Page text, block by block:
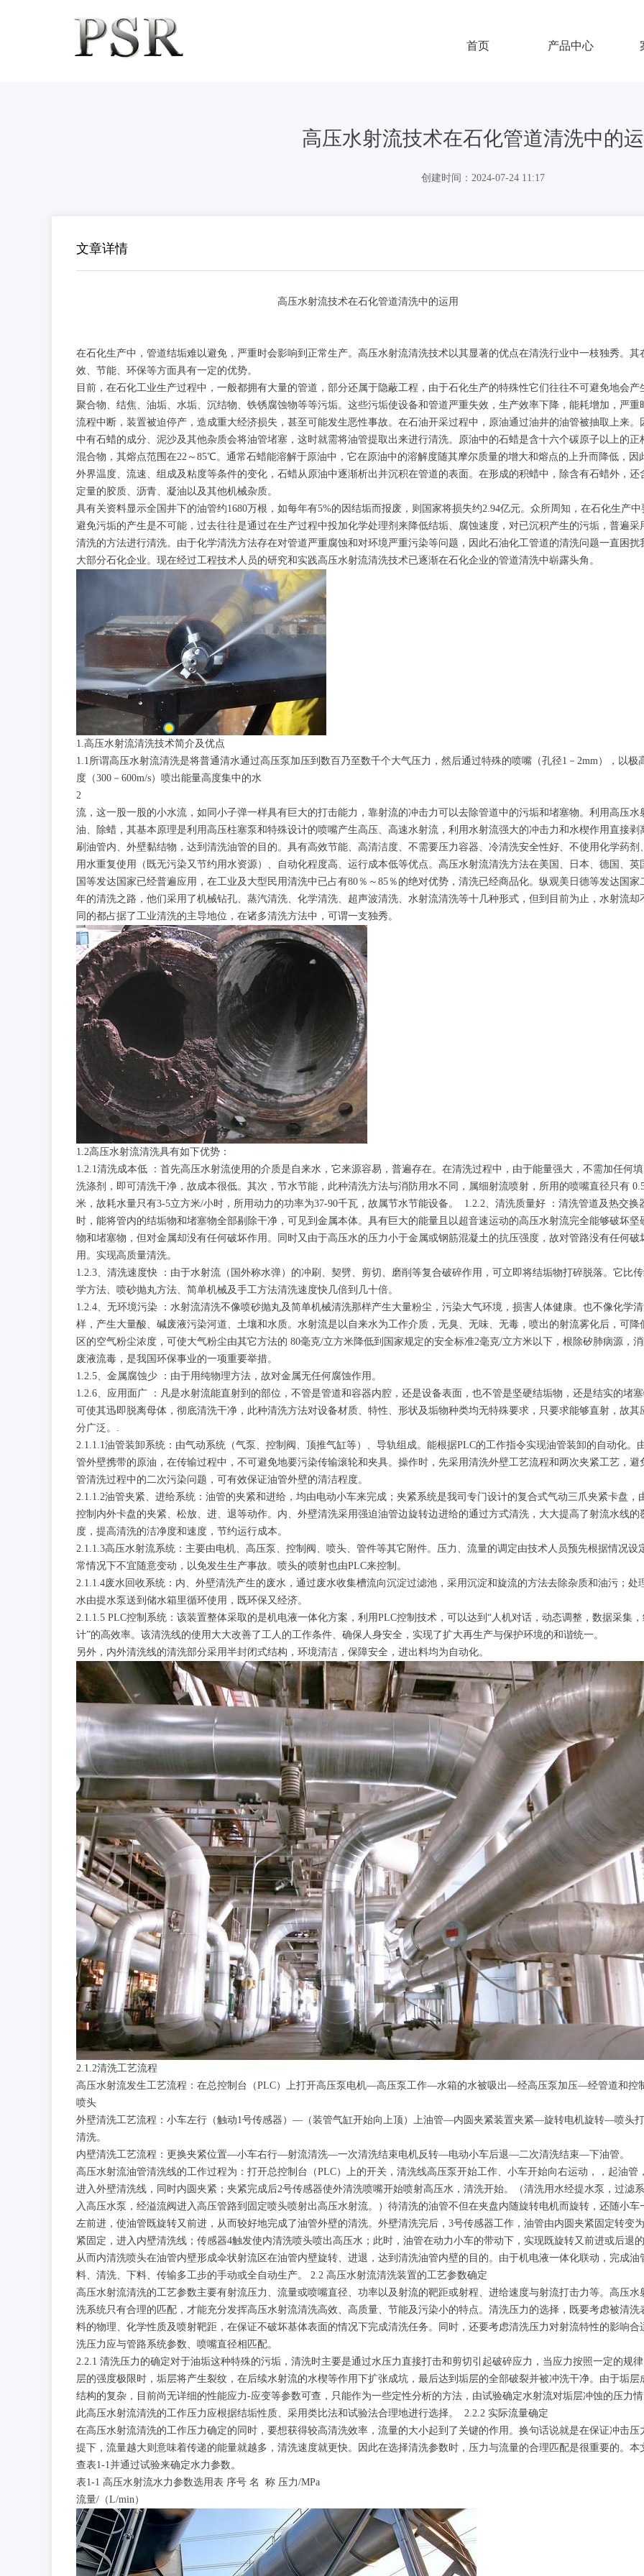
首页 产品中心
高压水射流技术在石化管道清洗中的
高压水射流技术在石化管道清洗中的运用
在石化生产中，管道结垢难以避免，严重时会影响到正常生产。高压水射流清洗技术以其显著的优点在清洗行业中一枝独秀。其
效、节能、环保等方面具有一定的优势。
目前，在石化工业生产过程中，一般都拥有大量的管道，部分还属于隐蔽工程，由于石化生产的特殊性它们往往不可避免地会产
聚合物、结焦、油垢、水垢、沉结物、铁锈腐蚀物等等污垢。这些污垢使设备和管道严重失效，生产效率下降，能耗增加，严重
流程中断，装置被迫停产，造成重大经济损失，甚至可能发生恶性事故。在石油开采过程中，原油通过油井的油管被抽取上来。
中有石蜡的成分、泥沙及其他杂质会将油管堵塞，这时就需将油管提取出来进行清洗。原油中的石蜡是含十六个碳原子以上的正
混合物，其熔点范围在22～85℃。通常石蜡能溶解于原油中，它在原油中的溶解度随其摩尔质量的增大和熔点的上升而降低，因
外界温度、流速、组成及粘度等条件的变化，石蜡从原油中逐渐析出并沉积在管道的表面。在形成的积蜡中，除含有石蜡外，还
定量的胶质、沥青、凝油以及其他机械杂质。
具有关资料显示全国井下的油管约1680万根，如每年有5%的因结垢而报废，则国家将损失约2.94亿元。众所周知，在石化生产中
避免污垢的产生是不可能，过去往往是通过在生产过程中投加化学处理剂来降低结垢、腐蚀速度，对已沉积产生的污垢，普遍采
清洗的方法进行清洗。由于化学清洗方法存在对管道严重腐蚀和对环境严重污染等问题，因此石油化工管道的清洗问题一直困扰
大部分石化企业。现在经过工程技术人员的研究和实践高压水射流清洗技术已逐渐在石化企业的管道清洗中崭露头角。
1.高压水射流清洗技术简介及优点
1.1所谓高压水射流清洗是将普通清水通过高压泵加压到数百乃至数千个大气压力，然后通过特殊的喷嘴（孔径1－2mm），以极
度（300－600m/s）喷出能量高度集中的水
2
流，这一股一股的小水流，如同小子弹一样具有巨大的打击能力，靠射流的冲击力可以去除管道中的污垢和堵塞物。利用高压水
油、除蜡，其基本原理是利用高压柱塞泵和特殊设计的喷嘴产生高压、高速水射流，利用水射流强大的冲击力和水楔作用直接剥
刷油管内、外壁黏结物，达到清洗油管的目的。具有高效节能、高清洁度、不需要压力容器、冷清洗安全性好、不使用化学药剂
用水重复使用（既无污染又节约用水资源）、自动化程度高、运行成本低等优点。高压水射流清洗方法在美国、日本、德国、英
国等发达国家已经普遍应用，在工业及大型民用清洗中已占有80％～85％的绝对优势，清洗已经商品化。纵观美日德等发达国家
年的清洗之路，他们采用了机械钻孔、蒸汽清洗、化学清洗、超声波清洗、水射流清洗等十几种形式，但到目前为止，水射流却
同的都占据了工业清洗的主导地位，在诸多清洗方法中，可谓一支独秀。
1.2高压水射流清洗具有如下优势：
1.2.1清洗成本低 ：首先高压水射流使用的介质是自来水，它来源容易，普遍存在。在清洗过程中，由于能量强大，不需加任何
洗涤剂，即可清洗干净，故成本很低。其次，节水节能，此种清洗方法与消防用水不同，属细射流喷射，所用的喷嘴直径只有
米，故耗水量只有3-5立方米/小时，所用动力的功率为37-90千瓦，故属节水节能设备。 1.2.2、清洗质量好 ：清洗管道及热交换
时，能将管内的结垢物和堵塞物全部剔除干净，可见到金属本体。具有巨大的能量且以超音速运动的高压水射流完全能够破坏坚
物和堵塞物，但对金属却没有任何破坏作用。同时又由于高压水的压力小于金属或钢筋混凝土的抗压强度，故对管路没有任何破
用。实现高质量清洗。
1.2.3、清洗速度快 ：由于水射流（国外称水弹）的冲刷、契劈、剪切、磨削等复合破碎作用，可立即将结垢物打碎脱落。它比
学方法、喷砂抛丸方法、简单机械及手工方法清洗速度快几倍到几十倍。
1.2.4、无环境污染 ：水射流清洗不像喷砂抛丸及简单机械清洗那样产生大量粉尘，污染大气环境，损害人体健康。也不像化学
样，产生大量酸、碱废液污染河道、土壤和水质。水射流是以自来水为工作介质，无臭、无味、无毒，喷出的射流雾化后，可降
区的空气粉尘浓度，可使大气粉尘由其它方法的 80毫克/立方米降低到国家规定的安全标准2毫克/立方米以下，根除矽肺病源，
废液流毒，是我国环保事业的一项重要举措。
1.2.5、金属腐蚀少 ：由于用纯物理方法，故对金属无任何腐蚀作用。
1.2.6、应用面广 ：凡是水射流能直射到的部位，不管是管道和容器内腔，还是设备表面，也不管是坚硬结垢物，还是结实的堵
可使其迅即脱离母体，彻底清洗干净，此种清洗方法对设备材质、特性、形状及垢物种类均无特殊要求，只要求能够直射，故其
分广泛。.
2.1.1.1油管装卸系统：由气动系统（气泵、控制阀、顶推气缸等）、导轨组成。能根据PLC的工作指令实现油管装卸的自动化。
管外壁携带的原油，在传输过程中，不可避免地要污染传输滚轮和夹具。操作时，先采用清洗外壁工艺流程和两次夹紧工艺，避
管清洗过程中的二次污染问题，可有效保证油管外壁的清洁程度。
2.1.1.2油管夹紧、进给系统：油管的夹紧和进给，均由电动小车来完成；夹紧系统是我司专门设计的复合式气动三爪夹紧卡盘，
控制内外卡盘的夹紧、松放、进、退等动作。内、外壁清洗采用强迫油管边旋转边进给的通过方式清洗，大大提高了射流水线的
度，提高清洗的洁净度和速度，节约运行成本。
2.1.1.3高压水射流系统：主要由电机、高压泵、控制阀、喷头、管件等其它附件。压力、流量的调定由技术人员预先根据情况设
常情况下不宜随意变动，以免发生生产事故。喷头的喷射也由PLC来控制。
2.1.1.4废水回收系统：内、外壁清洗产生的废水，通过废水收集槽流向沉淀过滤池，采用沉淀和旋流的方法去除杂质和油污；处
水由提水泵送到储水箱里循环使用，既环保又经济。
2.1.1.5 PLC控制系统：该装置整体采取的是机电液一体化方案，利用PLC控制技术，可以达到“人机对话，动态调整，数据采集
计”的高效率。该清洗线的使用大大改善了工人的工作条件、确保人身安全，实现了扩大再生产与保护环境的和谐统一。
另外，内外清洗线的清洗部分采用半封闭式结构，环境清洁，保障安全，进出料均为自动化。
2.1.2清洗工艺流程
高压水射流发生工艺流程：在总控制台（PLC）上打开高压泵电机—高压泵工作—水箱的水被吸出—经高压泵加压—经管道和控
喷头
外壁清洗工艺流程：小车左行（触动1号传感器）—（装管气缸开始向上顶）上油管—内圆夹紧装置夹紧—旋转电机旋转—喷头
清洗。
内壁清洗工艺流程：更换夹紧位置—小车右行—射流清洗—一次清洗结束电机反转—电动小车后退—二次清洗结束—下油管。
高压水射流油管清洗线的工作过程为：打开总控制台（PLC）上的开关，清洗线高压泵开始工作、小车开始向右运动，，起油管
进入外壁清洗线，同时内圆夹紧；夹紧完成后2号传感器使外清洗喷嘴开始喷射高压水，清洗开始。（清洗用水经提水泵，过滤
入高压水泵，经溢流阀进入高压管路到固定喷头喷射出高压水射流。）待清洗的油管不但在夹盘内随旋转电机而旋转，还随小车
左前进，使油管既旋转又前进，从而较好地完成了油管外壁的清洗。外壁清洗完后，3号传感器工作，油管由内圆夹紧固定转变
紧固定，进入内壁清洗线；传感器4触发使内清洗喷头喷出高压水；此时，油管在动力小车的带动下，实现既旋转又前进或后退
从而内清洗喷头在油管内壁形成伞状射流区在油管内壁旋转、进退，达到清洗油管内壁的目的。由于机电液一体化联动，完成油
料、清洗、下料、传输多工步的手动或全自动生产。 2.2 高压水射流清洗装置的工艺参数确定
高压水射流清洗的工艺参数主要有射流压力、流量或喷嘴直径、功率以及射流的靶距或射程、进给速度与射流打击力等。高压水
洗系统只有合理的匹配，才能充分发挥高压水射流清洗高效、高质量、节能及污染小的特点。清洗压力的选择，既要考虑被清洗
料的物理、化学性质及喷射靶距，在保证不破坏基体表面的情况下完成清洗任务。同时，还要考虑清洗压力对射流特性的影响合
洗压力应与管路系统参数、喷嘴直径相匹配。
2.2.1 清洗压力的确定对于油垢这种特殊的污垢，清洗时主要是通过水压力直接打击和剪切引起破碎应力，当应力按照一定的规
层的强度极限时，垢层将产生裂纹，在后续水射流的水楔等作用下扩张成坑，最后达到垢层的全部破裂并被冲洗干净。由于垢层
结构的复杂，目前尚无详细的性能应力-应变等参数可查，只能作为一些定性分析的方法，由试验确定水射流对垢层冲蚀的压力
此高压水射流清洗的工作压力应根据结垢性质、采用类比法和试验法合理地进行选择。 2.2.2 实际流量确定
在高压水射流清洗的工作压力确定的同时，要想获得较高清洗效率，流量的大小起到了关键的作用。换句话说就是在保证冲击压
提下，流量越大则意味着传递的能量就越多，清洗速度就更快。因此在选择清洗参数时，压力与流量的合理匹配是很重要的。本
查表1-1并通过试验来确定水力参数。
表1-1 高压水射流水力参数选用表 序号 名 称 压力/MPa
流量/（L/min）
文章详情
创建时间： 2024-07-24 11:17